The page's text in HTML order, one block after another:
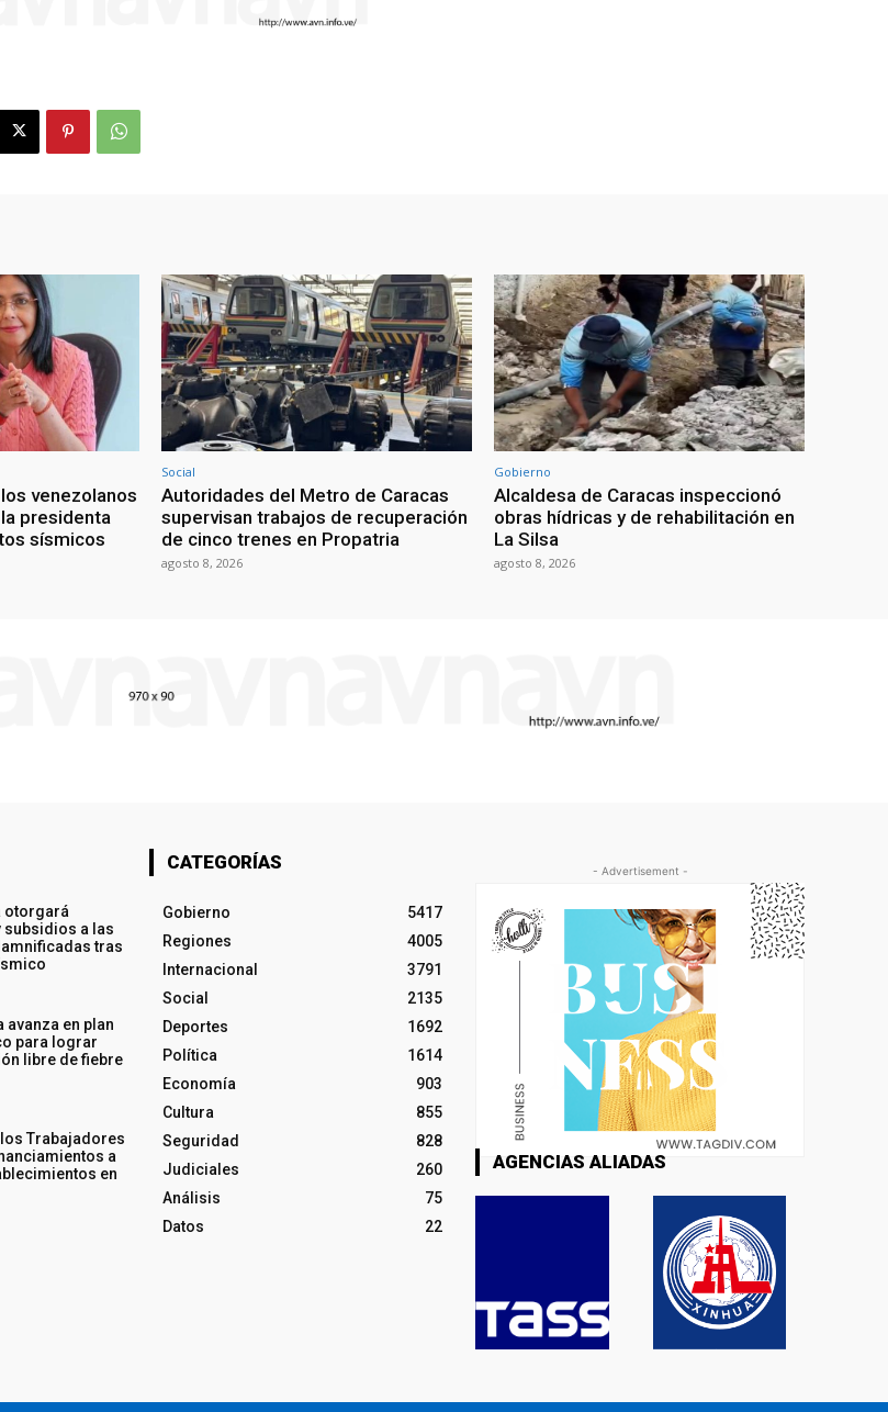
venezolanos
presidenta
sísmicos
Social
Autoridades del Metro de Caracas
supervisan trabajos de recuperación
de cinco trenes en Propatria
agosto 8, 2026
Gobierno
Alcaldesa de Caracas inspeccionó
obras hídricas y de rehabilitación en
La Silsa
agosto 8, 2026
otorgará
subsidios a las
tras
avanza en plan
para lograr
libre de fiebre
Trabajadores
a
en
CATEGORÍAS
Gobierno
5417
Regiones
4005
Internacional
3791
Social
2135
Deportes
1692
Política
1614
Economía
903
Cultura
855
Seguridad
828
Judiciales
260
Análisis
75
Datos
22
- Advertisement -
AGENCIAS ALIADAS